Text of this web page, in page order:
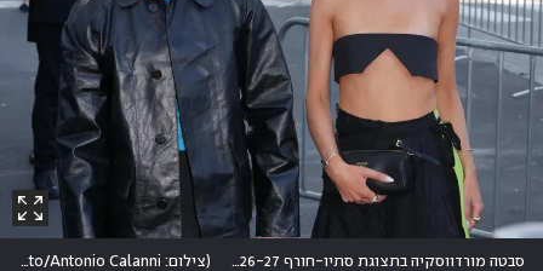
סבטה מורדווסקיה בתצוגת סתיו-חורף 2026-27 של פראדה (צילום: AP Photo/Antonio Calanni